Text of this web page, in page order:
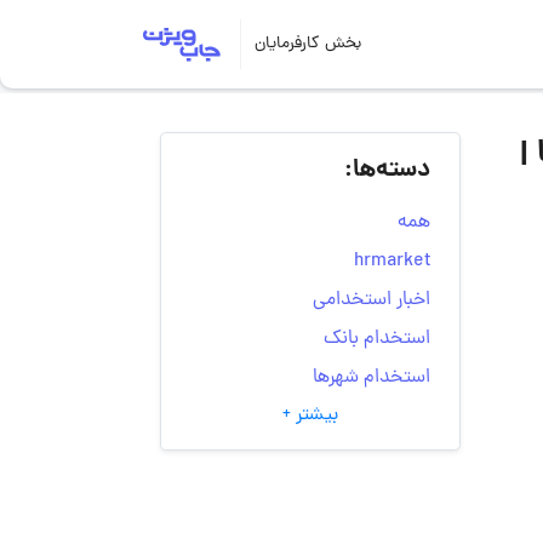
بخش کارفرمایان
| دسته‌ها:
همه
hrmarket
اخبار استخدامی
استخدام بانک
استخدام شهرها
انتخاب مسیر شغلی
به‌روزرسانی‌های سایت
بیشتر +